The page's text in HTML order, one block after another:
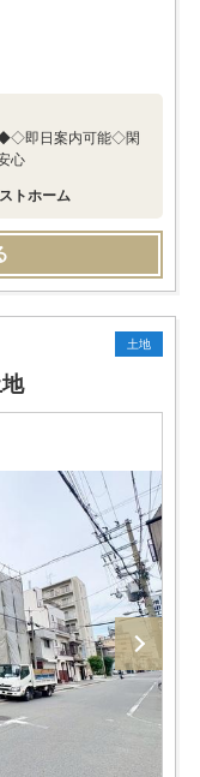
即日案内可能◇閑
心
トホーム
土地